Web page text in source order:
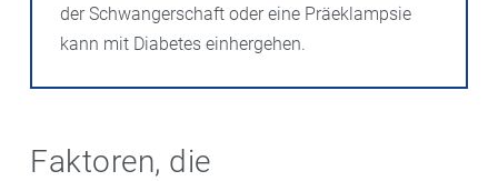
der Schwangerschaft oder eine Präeklampsie
kann mit Diabetes einhergehen.
Faktoren, die